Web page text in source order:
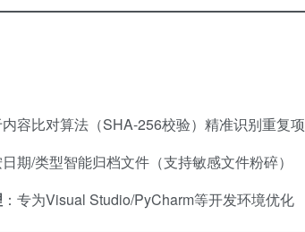
内容比对算法（SHA-256校验）精准识别重复项
日期/类型智能归档文件（支持敏感文件粉碎）
​：专为Visual Studio/PyCharm等开发环境优化